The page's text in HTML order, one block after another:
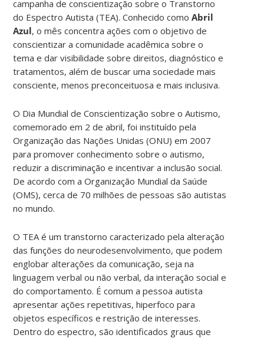
campanha de conscientização sobre o Transtorno
do Espectro Autista (TEA). Conhecido comoAbril
Azul, o mês concentra ações com o objetivo de
conscientizar a comunidade acadêmica sobre o
tema e dar visibilidade sobre direitos, diagnóstico e
tratamentos, além de buscar uma sociedade mais
consciente, menos preconceituosa e mais inclusiva.
O Dia Mundial de Conscientização sobre o Autismo,
comemorado em 2 de abril, foi instituído pela
Organização das Nações Unidas (ONU) em 2007
para promover conhecimento sobre o autismo,
reduzir a discriminação e incentivar a inclusão social.
De acordo com a Organização Mundial da Saúde
(OMS), cerca de 70 milhões de pessoas são autistas
no mundo.
O TEA é um transtorno caracterizado pela alteração
das funções do neurodesenvolvimento, que podem
englobar alterações da comunicação, seja na
linguagem verbal ou não verbal, da interação social e
do comportamento. É comum a pessoa autista
apresentar ações repetitivas, hiperfoco para
objetos específicos e restrição de interesses.
Dentro do espectro, são identificados graus que